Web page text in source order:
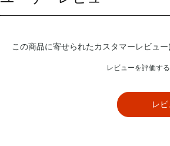
この商品に寄せられたカスタマーレビュ
レビューを評価す
レ